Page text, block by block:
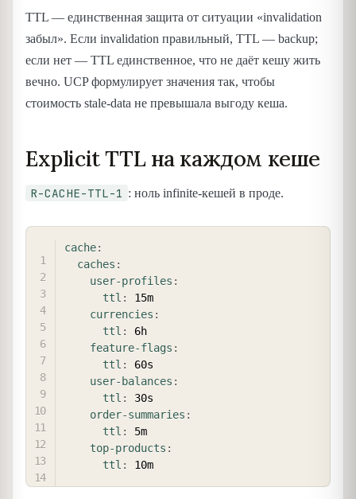
TTL — единственная защита от ситуации «invalidation
забыл». Если invalidation правильный, TTL — backup;
если нет — TTL единственное, что не даёт кешу жить
вечно. UCP формулирует значения так, чтобы
стоимость stale-data не превышала выгоду кеша.
Explicit TTL на каждом кеше
R-CACHE-TTL-1 : ноль infinite-кешей в проде.
cache:
caches :
user-profiles :
ttl :
15m
currencies :
ttl :
6h
feature-flags :
ttl :
60s
user-balances :
ttl :
30s
order-summaries :
ttl :
5m
top-products :
ttl :